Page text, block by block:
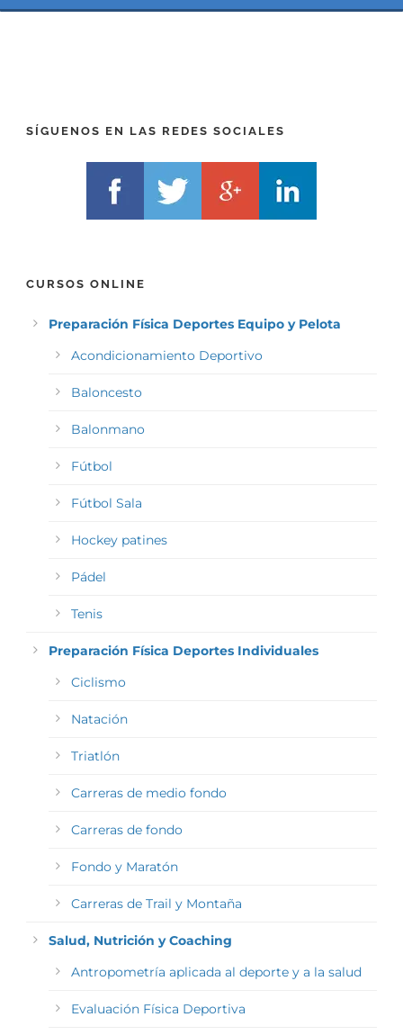
SÍGUENOS EN LAS REDES SOCIALES
CURSOS ONLINE
Preparación Física Deportes Equipo y Pelota
Acondicionamiento Deportivo
Baloncesto
Balonmano
Fútbol
Fútbol Sala
Hockey patines
Pádel
Tenis
Preparación Física Deportes Individuales
Ciclismo
Natación
Triatlón
Carreras de medio fondo
Carreras de fondo
Fondo y Maratón
Carreras de Trail y Montaña
Salud, Nutrición y Coaching
Antropometría aplicada al deporte y a la salud
Evaluación Física Deportiva